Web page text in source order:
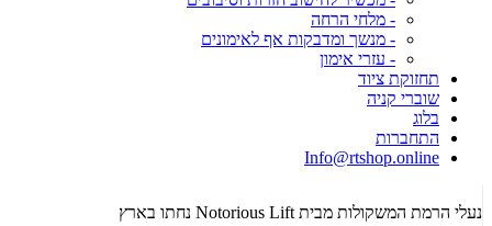
- מלחי הרחה
- מנשך ומדבקות אף לאימונים
- עזרי אימון
תחזוקת ציוד
שוברי קניה
בלוג
התחברות
Info@rtshop.online
נעלי הרמת המשקולות מבית Notorious Lift נחתו בארץ